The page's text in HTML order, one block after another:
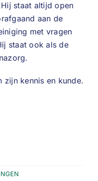
staat altijd open
aan de
met vragen
staat ook als de
zijn kennis en kunde.